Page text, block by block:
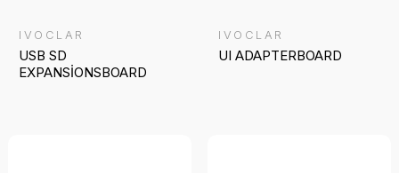
IVOCLAR
USB SD
EXPANSİONSBOARD
IVOCLAR
UI ADAPTERBOARD